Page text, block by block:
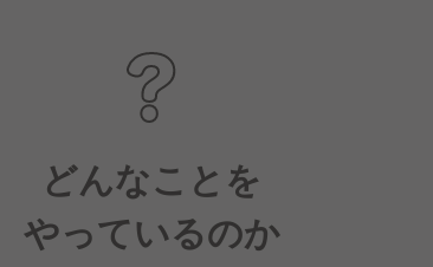
どんなことを
やっているのか